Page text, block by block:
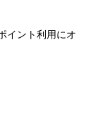
イント利用にオ